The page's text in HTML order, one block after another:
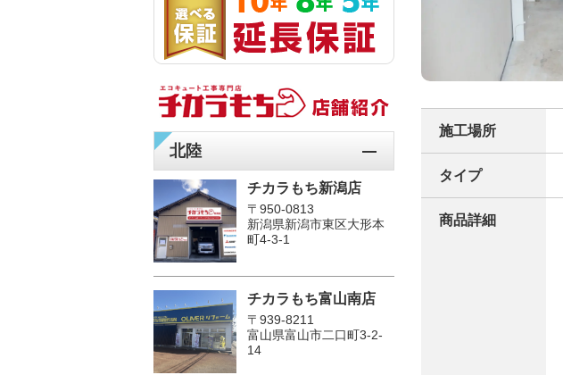
施工場所
タイプ
商品詳細
北陸
チカラもち新潟店
〒950-0813
新潟県新潟市東区大形本
町4-3-1
チカラもち富山南店
〒939-8211
富山県富山市二口町3-2-
14